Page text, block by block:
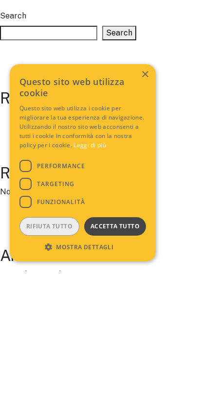
Search
Search
Recent Posts
Recent Comments
No comments to show.
Archives
No archives to show.
×
Questo sito web utilizza
cookie
Questo sito web utilizza i cookie per
migliorare la tua esperienza di navigazione.
Utilizzando il nostro sito web acconsenti a
tutti i cookie in conformità con la nostra
policy per i cookie. Leggi di più
PERFORMANCE
TARGETING
FUNZIONALITÀ
ACCETTA TUTTO
RIFIUTA TUTTO
MOSTRA DETTAGLI